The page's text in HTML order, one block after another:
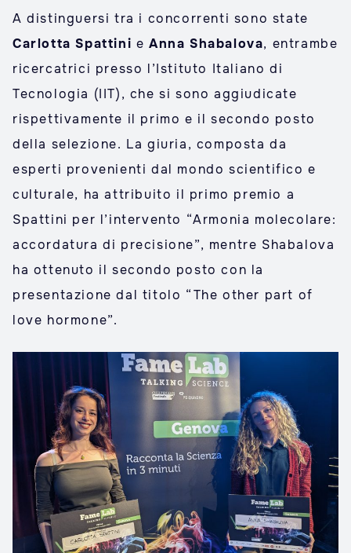
A distinguersi tra i concorrenti sono state
Carlotta Spattini eAnna Shabalova, entrambe
ricercatrici presso l’Istituto Italiano di
Tecnologia (IIT), che si sono aggiudicate
rispettivamente il primo e il secondo posto
della selezione. La giuria, composta da
esperti provenienti dal mondo scientifico e
culturale, ha attribuito il primo premio a
Spattini per l’intervento “Armonia molecolare:
accordatura di precisione”, mentre Shabalova
ha ottenuto il secondo posto con la
presentazione dal titolo “The other part of
love hormone”.